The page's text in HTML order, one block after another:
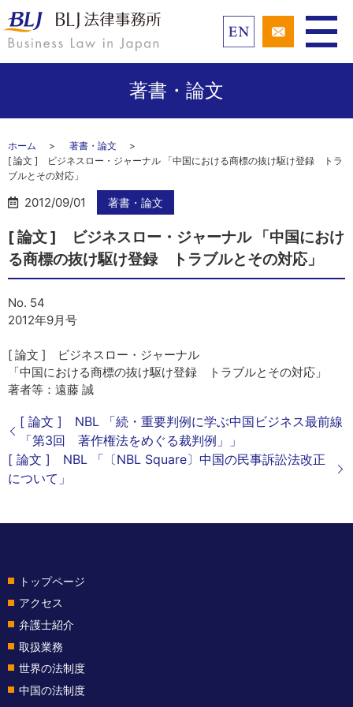
著書・論文
ホーム
著書・論文
[ 論文 ] ビジネスロー・ジャーナル 「中国における商標の抜け駆け登録 トラ
ブルとその対応」
2012/09/01 著書・論文
[ 論文 ] ビジネスロー・ジャーナル 「中国におけ
る商標の抜け駆け登録 トラブルとその対応」
No. 54
2012年9月号
[ 論文 ] ビジネスロー・ジャーナル
「中国における商標の抜け駆け登録 トラブルとその対応」
著者等：遠藤 誠
[ 論文 ] NBL 「続・重要判例に学ぶ中国ビジネス最前線
「第3回 著作権法をめぐる裁判例」」
[ 論文 ] NBL 「〔NBL Square〕中国の民事訴訟法改正
について」
トップページ
アクセス
弁護士紹介
取扱業務
世界の法制度
中国の法制度